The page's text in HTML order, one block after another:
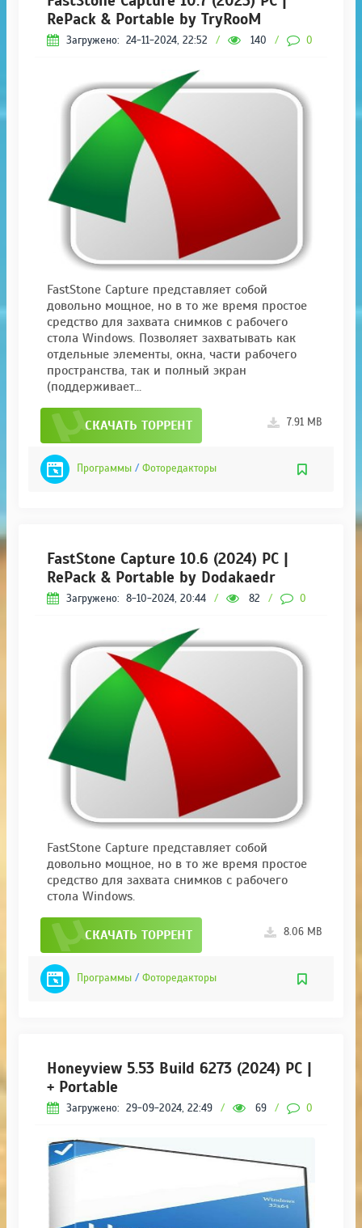
RePack & Portable by TryRooM
Загружено: 24-11-2024, 22:52 / 140 / 0
FastStone Capture представляет собой
довольно мощное, но в то же время простое
средство для захвата снимков с рабочего
стола Windows. Позволяет захватывать как
отдельные элементы, окна, части рабочего
пространства, так и полный экран
(поддерживает...
СКАЧАТЬ ТОРРЕНТ 7.91 MB
Программы / Фоторедакторы
FastStone Capture 10.6 (2024) РС |
RePack & Portable by Dodakaedr
Загружено: 8-10-2024, 20:44 / 82 / 0
FastStone Capture представляет собой
довольно мощное, но в то же время простое
средство для захвата снимков с рабочего
стола Windows.
СКАЧАТЬ ТОРРЕНТ 8.06 MB
Программы / Фоторедакторы
Honeyview 5.53 Build 6273 (2024) PC |
+ Portable
Загружено: 29-09-2024, 22:49 / 69 / 0